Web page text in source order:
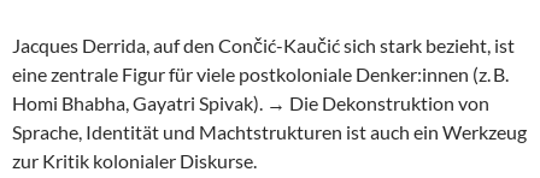
Jacques Derrida, auf den Cončić-Kaučić sich stark bezieht, ist
eine zentrale Figur für viele postkoloniale Denker:innen (z. B.
Homi Bhabha, Gayatri Spivak). → Die Dekonstruktion von
Sprache, Identität und Machtstrukturen ist auch ein Werkzeug
zur Kritik kolonialer Diskurse.